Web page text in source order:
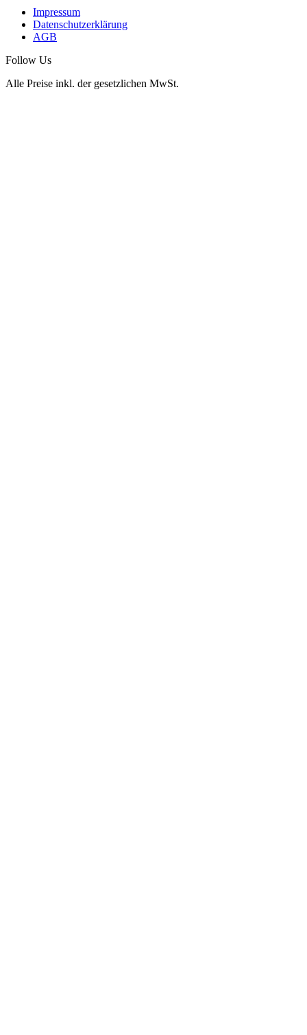
Impressum
Datenschutzerklärung
AGB
Follow Us
Alle Preise inkl. der gesetzlichen MwSt.